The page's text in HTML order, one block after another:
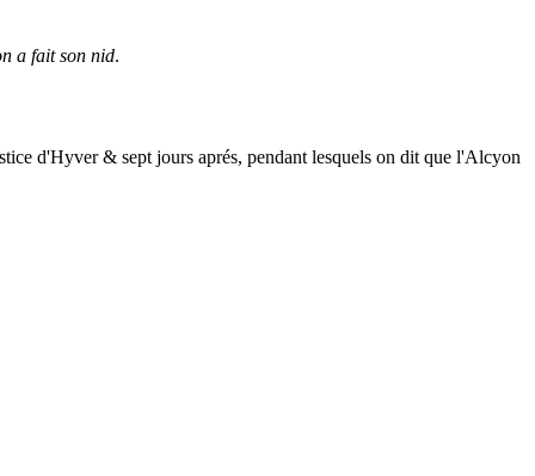
a fait son nid.
d'Hyver & sept jours aprés, pendant lesquels on dit que l'Alcyon